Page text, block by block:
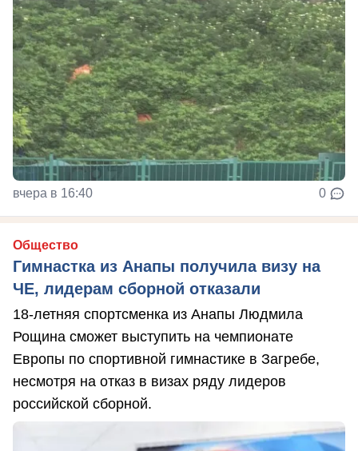
вчера в 16:40 0
Общество
Гимнастка из Анапы получила визу на
ЧЕ, лидерам сборной отказали
18-летняя спортсменка из Анапы Людмила
Рощина сможет выступить на чемпионате
Европы по спортивной гимнастике в Загребе,
несмотря на отказ в визах ряду лидеров
российской сборной.